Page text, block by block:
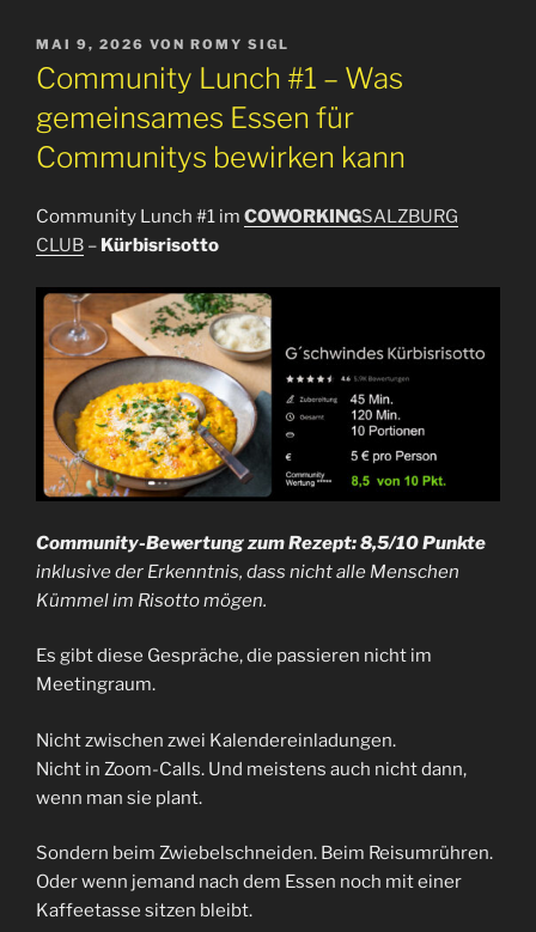
VERÖFFENTLICHT
AM
MAI 9, 2026 VON ROMY SIGL
Community Lunch #1 – Was
gemeinsames Essen für
Communitys bewirken kann
Community Lunch #1 im COWORKINGSALZBURG
CLUB – Kürbisrisotto
Community-Bewertung zum Rezept: 8,5/10 Punkte
inklusive der Erkenntnis, dass nicht alle Menschen
Kümmel im Risotto mögen.
Es gibt diese Gespräche, die passieren nicht im
Meetingraum.
Nicht zwischen zwei Kalendereinladungen.
Nicht in Zoom-Calls. Und meistens auch nicht dann,
wenn man sie plant.
Sondern beim Zwiebelschneiden. Beim Reisumrühren.
Oder wenn jemand nach dem Essen noch mit einer
Kaffeetasse sitzen bleibt.